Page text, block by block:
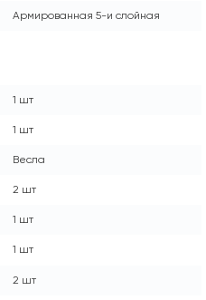
Армированная 5-и слойная
1 шт
1 шт
Весла
2 шт
1 шт
1 шт
2 шт